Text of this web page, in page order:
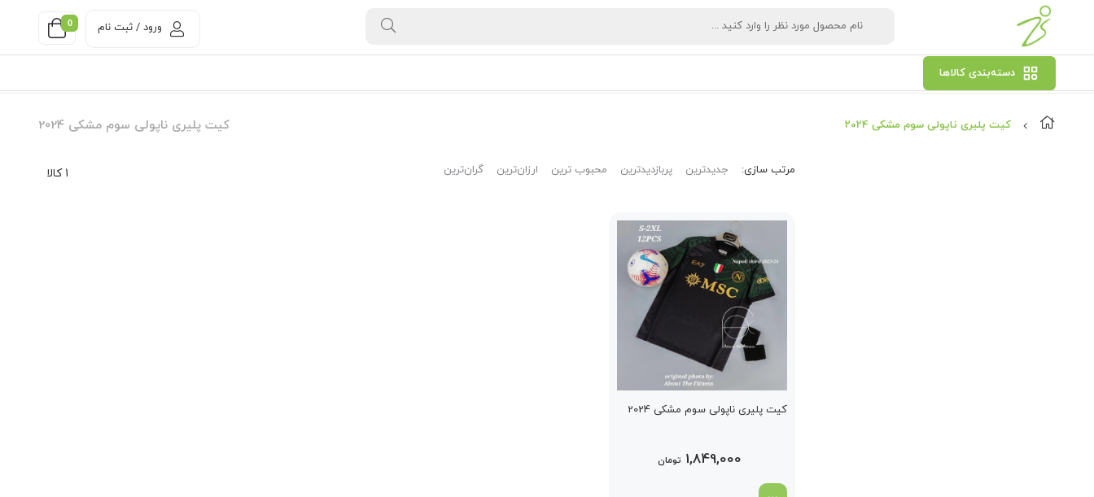
0 ورود / ثبت نام
دسته‌بندی کالاها
کیت پلیری ناپولی سوم مشکی 2024 کیت پلیری ناپولی سوم مشکی 2024
1 کالا مرتب‌ سازی: جدیدترین پربازدیدترین محبوب ترین ارزان‌ترین گران‌ترین
کیت پلیری ناپولی سوم مشکی 2024
1,849,000 تومان